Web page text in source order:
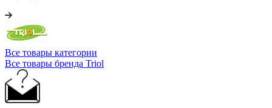
Все товары категории
Все товары бренда Triol